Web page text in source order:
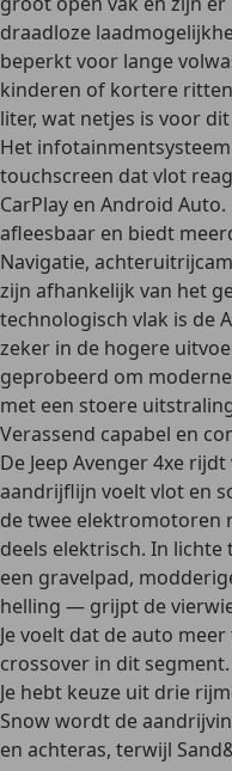
draadloze
beperkt voor lange
kinderen of kortere
liter, wat netjes is voor
Het
touchscreen dat vlot
CarPlay en Android
afleesbaar en biedt
Navigatie,
zijn afhankelijk van het
technologisch vlak is de
zeker in de hogere
geprobeerd om
met een stoere
Verassend capabel en
De Jeep Avenger 4xe
aandrijflijn voelt vlot en
de twee elektromotoren
deels elektrisch. In
een gravelpad,
helling — grijpt de
Je voelt dat de auto
crossover in dit segment.
Je hebt keuze uit drie
Snow wordt de
en achteras, terwijl